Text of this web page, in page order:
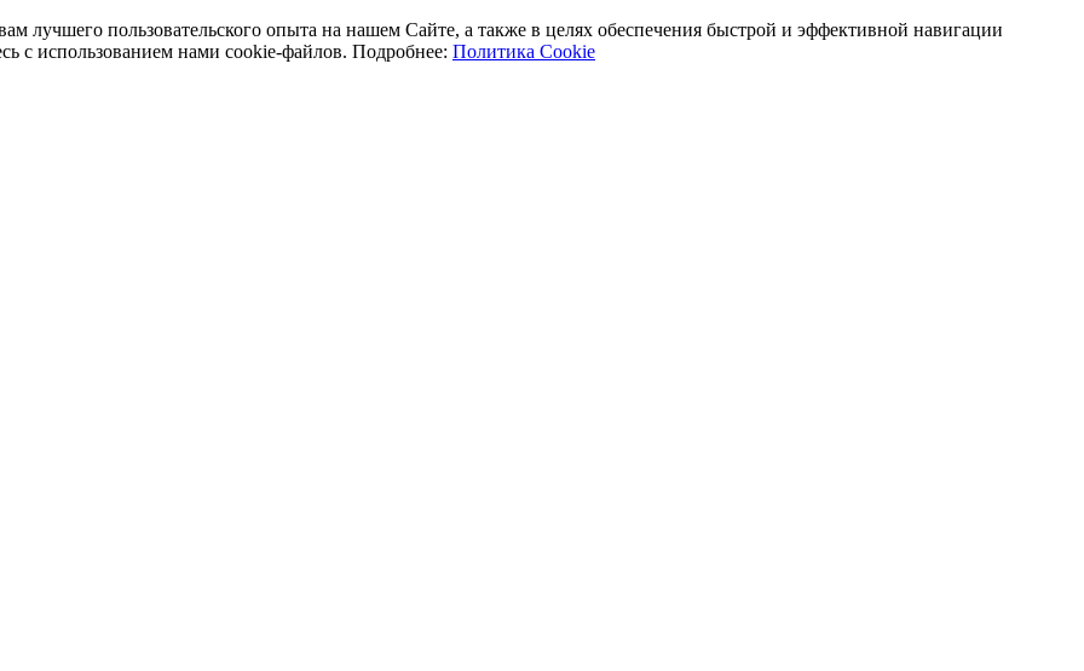
лучшего пользовательского опыта на нашем Сайте, а также в целях обеспечения быстрой и эффективной навигации
с использованием нами cookie-файлов. Подробнее: Политика Cookie